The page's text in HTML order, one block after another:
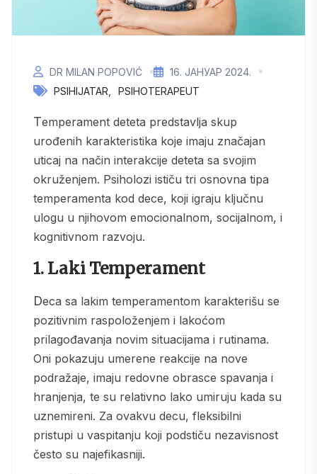
DR MILAN POPOVIĆ
16. ЈАНУАР 2024.
PSIHIJATAR
PSIHOTERAPEUT
Temperament deteta predstavlja skup
urođenih karakteristika koje imaju značajan
uticaj na način interakcije deteta sa svojim
okruženjem. Psiholozi ističu tri osnovna tipa
temperamenta kod dece, koji igraju ključnu
ulogu u njihovom emocionalnom, socijalnom, i
kognitivnom razvoju.
1. Laki Temperament
Deca sa lakim temperamentom karakterišu se
pozitivnim raspoloženjem i lakoćom
prilagođavanja novim situacijama i rutinama.
Oni pokazuju umerene reakcije na nove
podražaje, imaju redovne obrasce spavanja i
hranjenja, te su relativno lako umiruju kada su
uznemireni. Za ovakvu decu, fleksibilni
pristupi u vaspitanju koji podstiču nezavisnost
često su najefikasniji.